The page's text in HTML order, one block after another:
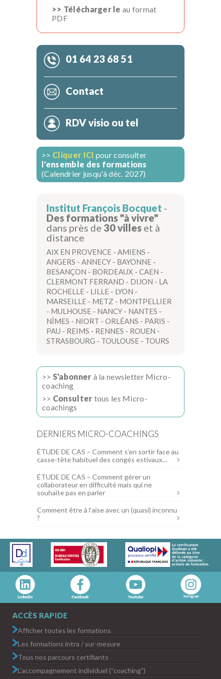
>> Télécharger le au format
PDF
01 64 23 68 51
Contact
RDV visio ou tel
>> Cliquer ICI pour consulter
l'ensemble des formations
(Calendrier jusqu'à déc. 2027)
Institut François Bocquet -
Des formations "à vivre"
dans près de 30 villes et à
distance
AIX EN PROVENCE - AMIENS -
ANGERS - ANNECY - BAYONNE -
BESANÇON - BORDEAUX - CAEN -
CLERMONT FERRAND - DIJON - LA
ROCHELLE - LILLE - LYON -
MARSEILLE - METZ - MONTPELLIER
- MULHOUSE - NANCY - NANTES -
NÎMES - NIORT - ORLÉANS - PARIS -
PAU - REIMS - RENNES - ROUEN -
STRASBOURG - TOULOUSE - TOURS
>> S'abonner à la newsletter Micro-
coaching
>> Consulter tous les Micro-
coachings
DERNIERS MICRO-COACHINGS
ÉTUDE DE CAS – Comment s’en sortir face au
casse-tête habituel des congés estivaux…
ÉTUDE DE CAS – Comment gérer un
collaborateur en difficulté mais qui ne
souhaite pas en parler
Comment être à l’aise avec un (quasi) inconnu
?
ACCÈS RAPIDE
Afficher toutes les formations
Les formations intra / sur-mesure
Tous nos parcours certifiants
L’accompagnement individuel (“coaching”)